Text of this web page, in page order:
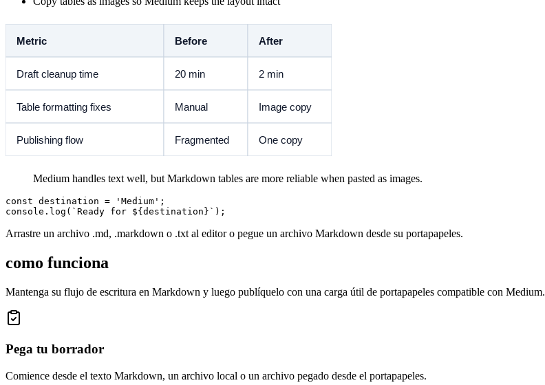
Medium handles text well, but Markdown tables are more reliable when pasted as images.
const destination = 'Medium';
Arrastre un archivo .md, .markdown o .txt al editor o pegue un archivo Markdown desde su portapapeles.
como funciona
Mantenga su flujo de escritura en Markdown y luego publíquelo con una carga útil de portapapeles compatible con Medium.
Pega tu borrador
Comience desde el texto Markdown, un archivo local o un archivo pegado desde el portapapeles.